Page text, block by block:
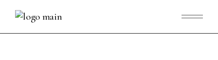
content